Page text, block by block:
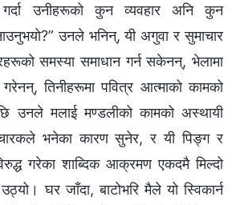
गर्दा उनीहरूको कुन व्यवहार अनि कुन
उनले भनिन्, यी अगुवा र सुमाचार
समस्या समाधान गर्न सकेनन्, भेलामा
तिनीहरूमा पवित्र आत्माको कामको
उनले मलाई मण्डलीको कामको अस्थायी
भनेका कारण सुनेर, र यी पिङ्ग र
गरेका शाब्दिक आक्रमण एकदमै मिल्दो
घर जाँदा, बाटोभरि मैले यो स्विकार्न